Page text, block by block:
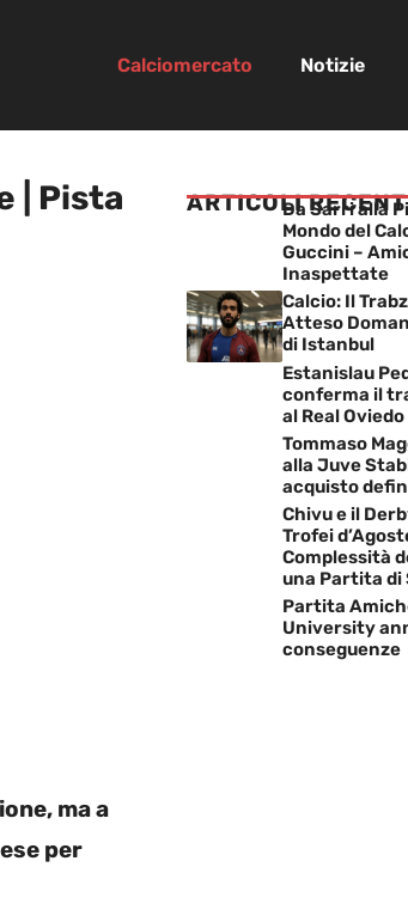
Calciomercato Notizie
| Pista
ma a
per
ARTICOLIDa Sarri alla
Mondo del
Guccini –
Inaspettate
Calcio: Il
Atteso
di Istanbul
Estanislau
conferma il
al Real Oviedo
Tommaso
alla Juve
acquisto
Chivu e il
Trofei
Complessità
una Partita di
Partita
University
conseguenze